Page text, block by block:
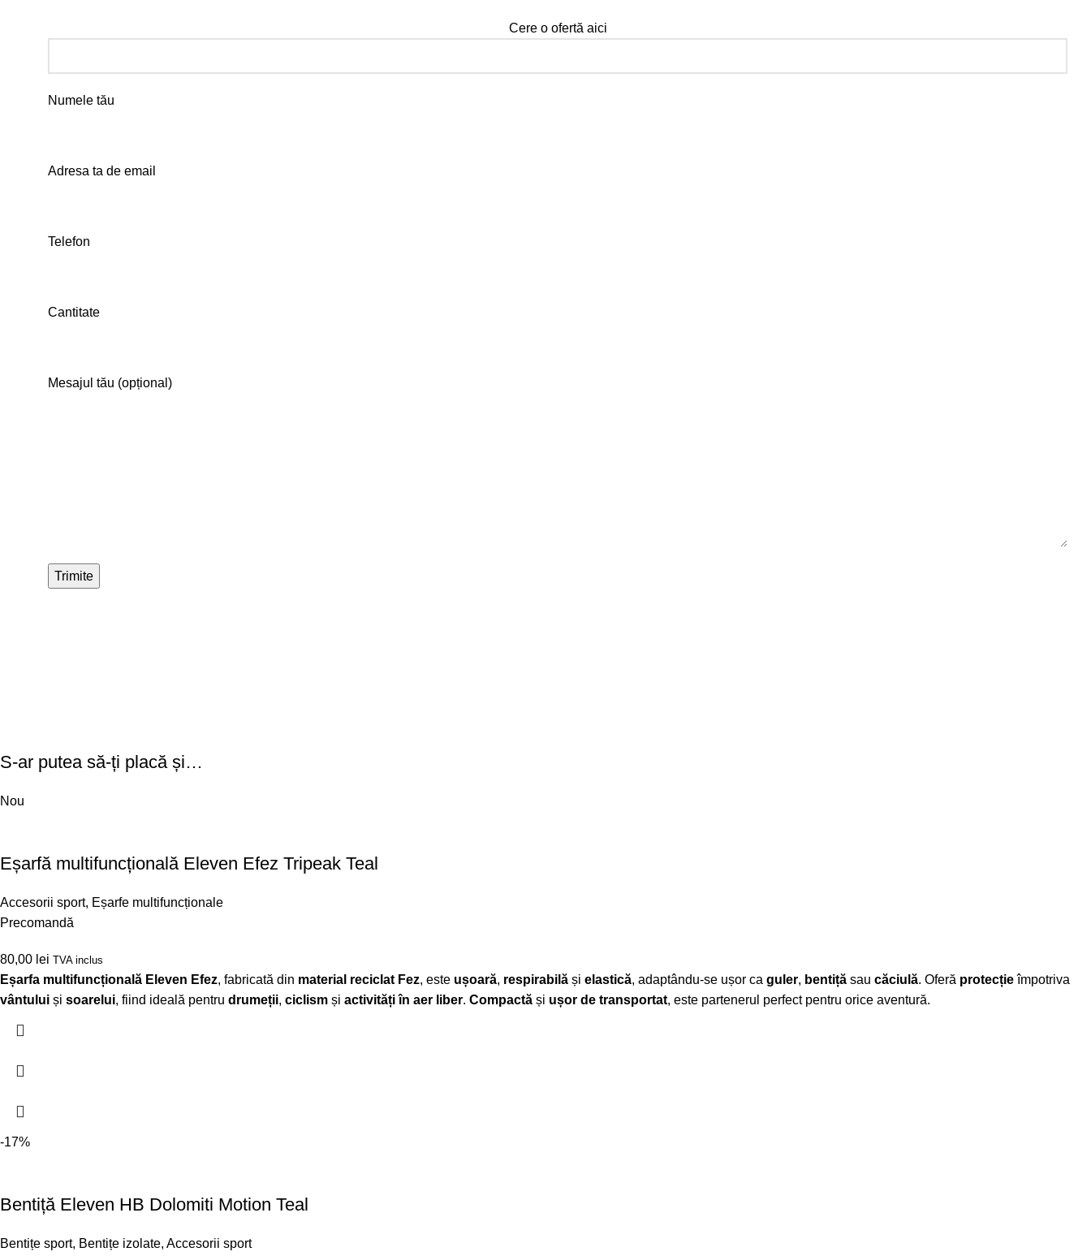
Cere o ofertă aici
Numele tău
Adresa ta de email
Telefon
Cantitate
Mesajul tău (opțional)
S-ar putea să-ți placă și…
Nou
Eșarfă multifuncțională Eleven Efez Tripeak Teal
Accesorii sport, Eșarfe multifuncționale
Precomandă
80,00 lei TVA inclus
Eșarfa multifuncțională Eleven Efez, fabricată din material reciclat Fez, este ușoară, respirabilă și elastică, adaptându-se ușor ca guler, bentiță sau căciulă. Oferă protecțieîmpotriva
vântului și soarelui, fiind ideală pentru drumeții, ciclism și activități în aer liber. Compactă și ușor de transportat, este partenerul perfect pentru orice aventură.
-17%
Bentiță Eleven HB Dolomiti Motion Teal
Bentițe sport, Bentițe izolate, Accesorii sport